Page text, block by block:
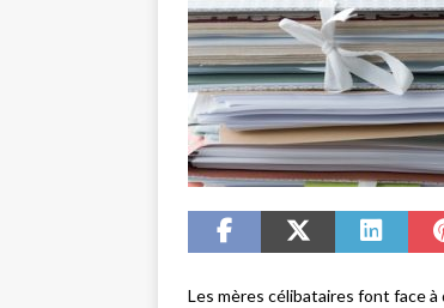
Les mères célibataires font face à